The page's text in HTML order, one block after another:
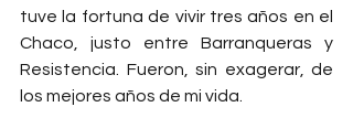
tuve la fortuna de vivir tres años en el
Chaco, justo entre Barranqueras y
Resistencia. Fueron, sin exagerar, de
los mejores años de mi vida.